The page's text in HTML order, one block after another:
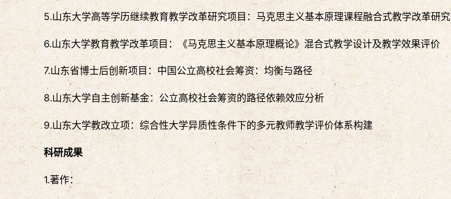
5.山东大学高等学历继续教育教学改革研究项目：马克思主义基本原理课程融合式教学改革研究
6.山东大学教育教学改革项目：《马克思主义基本原理概论》混合式教学设计及教学效果评价
7.山东省博士后创新项目：中国公立高校社会筹资：均衡与路径
8.山东大学自主创新基金：公立高校社会筹资的路径依赖效应分析
9.山东大学教改立项：综合性大学异质性条件下的多元教师教学评价体系构建
科研成果
1.著作：